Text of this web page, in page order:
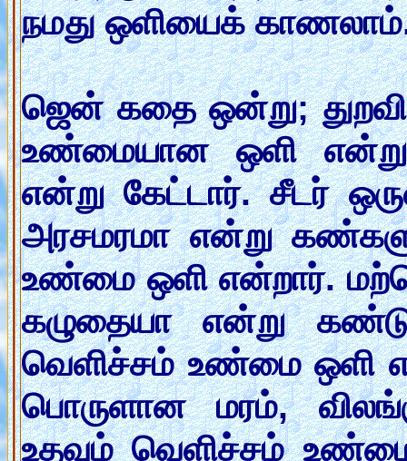
நமது ஒளியைக்
ஜென் கதை ஒன்று;
உண்மையான ஒளி
என்று கேட்டார். சீடர்
அரசமரமா என்று
உண்மை ஒளி என்றார்.
கழுதையா என்று
வெளிச்சம் உண்மை ஒளி
பொருளான மரம்,
உதவும் வெளிச்சம்